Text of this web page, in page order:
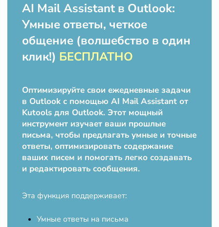
AI Mail Assistant в Outlook:
Умные ответы, четкое
общение (волшебство в один
клик!) БЕСПЛАТНО
Оптимизируйте свои ежедневные задачи
в Outlook с помощью AI Mail Assistant от
Kutools для Outlook. Этот мощный
инструмент изучает ваши прошлые
письма, чтобы предлагать умные и точные
ответы, оптимизировать содержание
ваших писем и помогать легко создавать
и редактировать сообщения.
Эта функция поддерживает:
Умные ответы на письма